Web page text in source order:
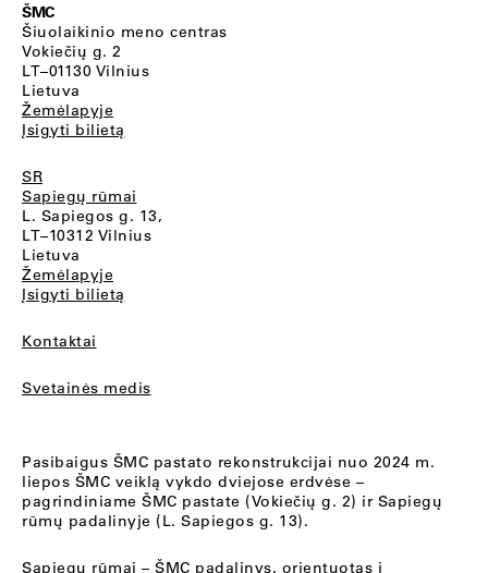
ŠMC
Šiuolaikinio meno centras
Vokiečių g. 2
LT–01130 Vilnius
Lietuva
Žemėlapyje
Įsigyti bilietą
SR
Sapiegų rūmai
L. Sapiegos g. 13,
LT–10312 Vilnius
Lietuva
Žemėlapyje
Įsigyti bilietą
Kontaktai
Svetainės medis
Pasibaigus ŠMC pastato rekonstrukcijai nuo 2024 m.
liepos ŠMC veiklą vykdo dviejose erdvėse –
pagrindiniame ŠMC pastate (Vokiečių g. 2) ir Sapiegų
rūmų padalinyje (L. Sapiegos g. 13).
Sapiegų rūmai – ŠMC padalinys, orientuotas į